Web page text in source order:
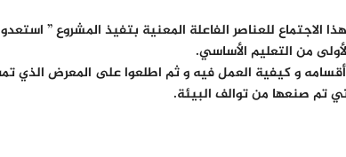
للعناصر الفاعلة المعنية بتفيذ المشروع ”
من التعليم الأساسي.
و كيفية العمل فيه و ثم اطلعوا على المعرض الذي
تم صنعها من توالف البيئة.